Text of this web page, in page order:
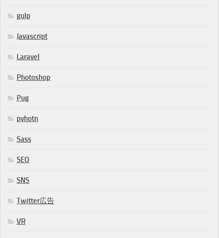
gulp
Javascript
Laravel
Photoshop
Pug
pyhotn
Sass
SEO
SNS
Twitter広告
VR